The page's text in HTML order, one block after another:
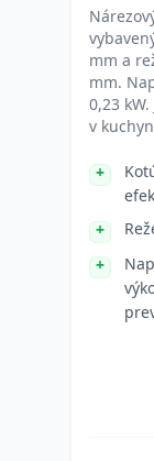
mm a
mm.
0,23
v